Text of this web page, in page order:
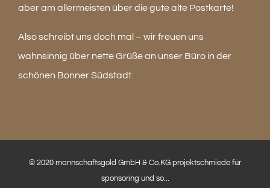
aber am allermeisten über die gute alte Postkarte!
Also schreibt uns doch mal – wir freuen uns
wahnsinnig über nette Grüße an unser Büro in der
schönen Bonner Südstadt.
© 2020 mannschaftsgold GmbH & Co.KG projektschmiede für
sponsoring und so...